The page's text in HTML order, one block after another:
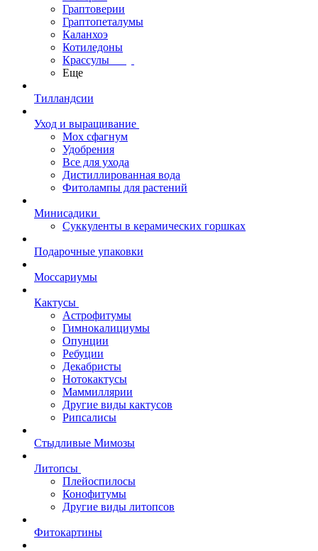
Граптоверии
Граптопеталумы
Каланхоэ
Котиледоны
Крассулы
Еще
Тилландсии
Уход и выращивание
Мох сфагнум
Удобрения
Все для ухода
Дистиллированная вода
Фитолампы для растений
Минисадики
Суккуленты в керамических горшках
Подарочные упаковки
Моссариумы
Кактусы
Астрофитумы
Гимнокалициумы
Опунции
Ребуции
Декабристы
Нотокактусы
Маммиллярии
Другие виды кактусов
Рипсалисы
Стыдливые Мимозы
Литопсы
Плейоспилосы
Конофитумы
Другие виды литопсов
Фитокартины